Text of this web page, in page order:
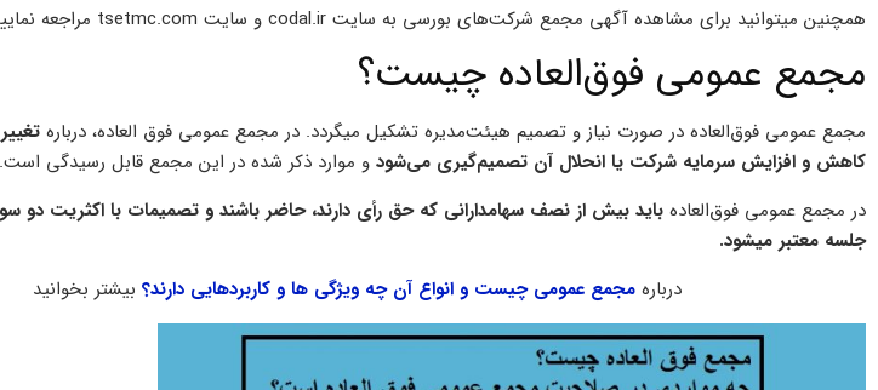
همچنین میتوانید برای مشاهده آگهی مجمع شرکت‌های بورسی به سایت codal.ir و سایت tsetmc.com مراجعه نمایید.
مجمع عمومی فوق‌العاده چیست؟
مجمع عمومی فوق‌العاده در صورت نیاز و تصمیم هیئت‌مدیره تشکیل میگردد. در مجمع عمومی فوق العاده، درباره
کاهش و افزایش سرمایه شرکت یا انحلال آن تصمیم‌گیری می‌شود و موارد ذکر شده در این مجمع قابل رسیدگی است.
در مجمع عمومی فوق‌العاده باید بیش از نصف سهامدارانی که حق رأی دارند، حاضر باشند و تصمیمات با اکثریت دو
جلسه معتبر میشود.
درباره مجمع عمومی چیست و انواع آن چه ویژگی ها و کاربردهایی دارند؟ بیشتر بخوانید